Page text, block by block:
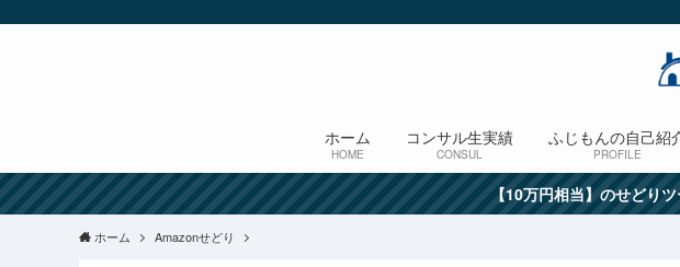
ホーム
HOME
コンサル生実績
CONSUL
ふじもんの自己紹
PROFILE
【10万円相当】のせどり
ホーム Amazonせどり